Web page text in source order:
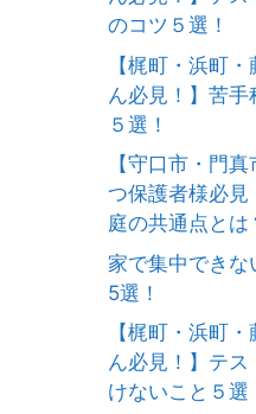
のコツ５選！
【梶町・浜町
ん必見！】苦
５選！
【守口市・門
つ保護者様必見
庭の共通点とは
家で集中できな
5選！
【梶町・浜町
ん必見！】テ
けないこと５選